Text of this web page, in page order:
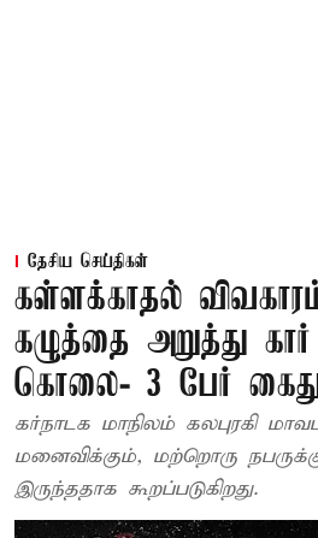
தேசிய செய்திகள்
கள்ளக்காதல்
கழுத்தை அறுத்து
கொலை- 3 பேர்
கர்நாடக மாநிலம் கலபுரகி
மனைவிக்கும், மற்றொரு
இருந்ததாக கூறப்படுகிறது.